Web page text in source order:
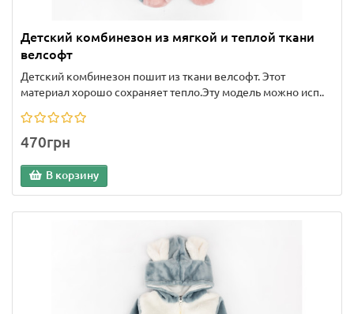
Детский комбинезон из мягкой и теплой ткани
велсофт
Детский комбинезон пошит из ткани велсофт. Этот
материал хорошо сохраняет тепло.Эту модель можно исп..
470грн
В корзину